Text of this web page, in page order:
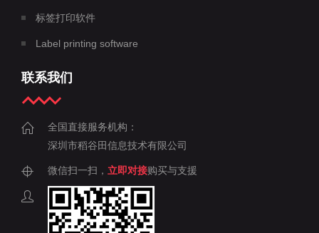
标签打印软件
Label printing software
联系我们
全国直接服务机构：
深圳市稻谷田信息技术有限公司
微信扫一扫， 立即对接购买与支援